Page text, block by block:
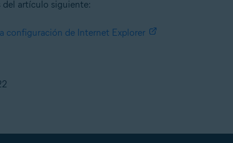
artículo siguiente:
configuración de Internet Explorer